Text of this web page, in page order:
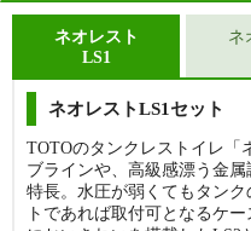
汚れに
セフィオ
お手
サイド
セフィオ
お手入
サイド
ネオレスト
LS1
ネオレストLS1セット
TOTOのタンクレストイレ「
ブラインや、高級感漂う金
特長。水圧が弱くてもタン
トであれば取付可となるケ
ネ